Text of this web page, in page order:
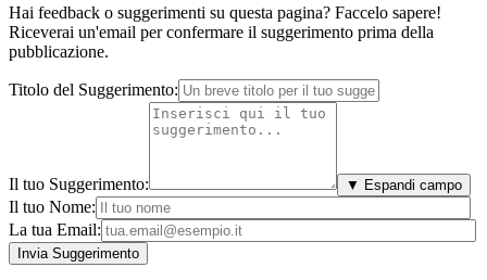
Hai feedback o suggerimenti su questa pagina? Faccelo sapere!
Riceverai un'email per confermare il suggerimento prima della
pubblicazione.
Titolo del Suggerimento:
Il tuo Suggerimento: ▼ Espandi campo
Il tuo Nome:
La tua Email: